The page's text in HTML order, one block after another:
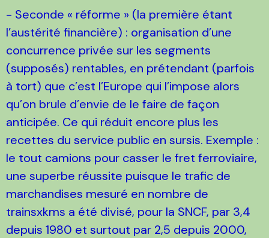
- Seconde « réforme » (la première étant
l’austérité financière) : organisation d’une
concurrence privée sur les segments
(supposés) rentables, en prétendant (parfois
à tort) que c’est l’Europe qui l’impose alors
qu’on brule d’envie de le faire de façon
anticipée. Ce qui réduit encore plus les
recettes du service public en sursis. Exemple :
le tout camions pour casser le fret ferroviaire,
une superbe réussite puisque le trafic de
marchandises mesuré en nombre de
trainsxkms a été divisé, pour la SNCF, par 3,4
depuis 1980 et surtout par 2,5 depuis 2000,